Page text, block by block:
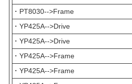
· PT8030-->Frame
· YP425A-->Drive
· YP425A-->Drive
· YP425A-->Frame
· YP425A-->Frame